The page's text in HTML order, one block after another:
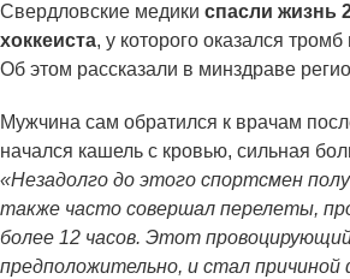
Свердловские медики спасли жизнь
хоккеиста, у которого оказался
Об этом рассказали в минздраве
Мужчина сам обратился к врачам
начался кашель с кровью, сильная
«Незадолго до этого спортсмен
также часто совершал перелеты,
более 12 часов. Этот
предположительно, и стал причиной